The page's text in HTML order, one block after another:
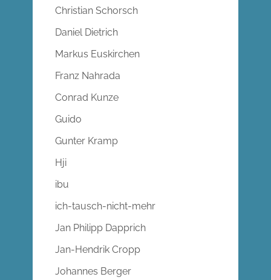
Christian Schorsch
Daniel Dietrich
Markus Euskirchen
Franz Nahrada
Conrad Kunze
Guido
Gunter Kramp
Hji
ibu
ich-tausch-nicht-mehr
Jan Philipp Dapprich
Jan-Hendrik Cropp
Johannes Berger